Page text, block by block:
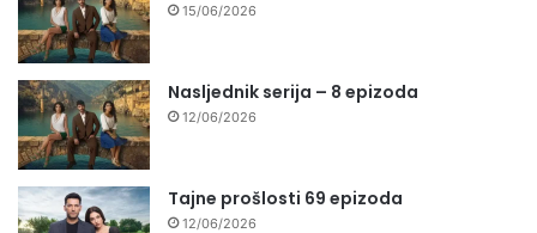
15/06/2026
Nasljednik serija – 8 epizoda
12/06/2026
Tajne prošlosti 69 epizoda
12/06/2026